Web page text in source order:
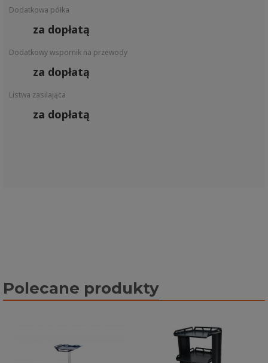
Dodatkowa półka
za dopłatą
Dodatkowy wspornik na przewody
za dopłatą
Listwa zasilająca
za dopłatą
Polecane produkty